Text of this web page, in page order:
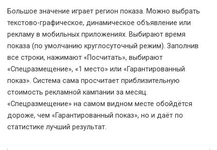
Большое значение играет регион показа. Можно выбрать
текстово-графическое, динамическое объявление или
рекламу в мобильных приложениях. Выбирают время
показа (по умолчанию круглосуточный режим). Заполнив
все строки, нажимают «Посчитать», выбирают
«Спецразмещение», «1 место» или «Гарантированный
показ». Система сама просчитает приблизительную
стоимость рекламной кампании за месяц.
«Спецразмещение» на самом видном месте обойдётся
дороже, чем «Гарантированный показ», но и даёт по
статистике лучший результат.